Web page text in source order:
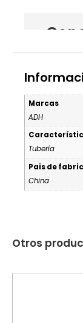
Marcas
ADH
Tubería
Pais de
China
Otros